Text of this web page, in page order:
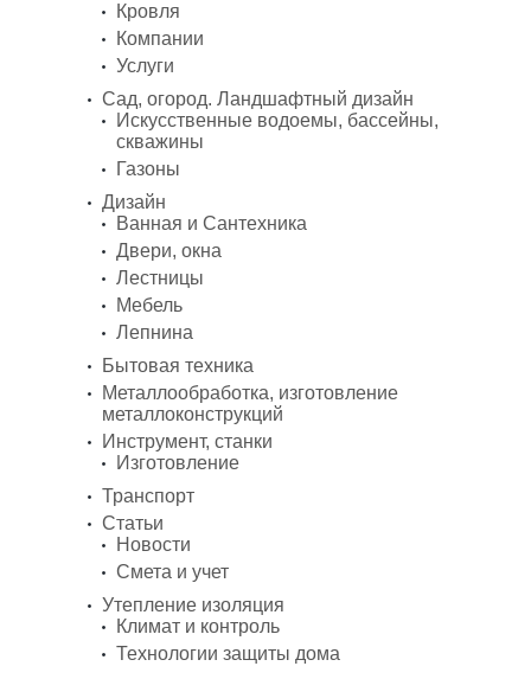
Кровля
Компании
Услуги
Сад, огород. Ландшафтный дизайн
Искусственные водоемы, бассейны,
скважины
Газоны
Дизайн
Ванная и Сантехника
Двери, окна
Лестницы
Мебель
Лепнина
Бытовая техника
Металлообработка, изготовление
металлоконструкций
Инструмент, станки
Изготовление
Транспорт
Статьи
Новости
Смета и учет
Утепление изоляция
Климат и контроль
Технологии защиты дома